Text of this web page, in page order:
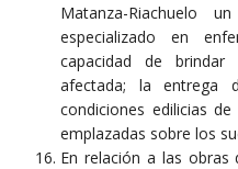
Matanza-Riachuelo
especializado en
capacidad de
afectada; la entrega
condiciones edilicias
emplazadas sobre los
En relación a las obras